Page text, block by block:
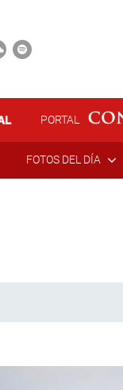
PORTAL
FOTOS DEL DÍA